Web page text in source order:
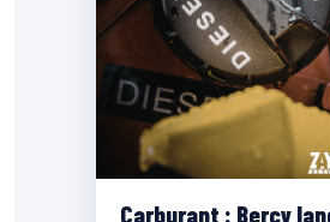
Carburant : Bercy